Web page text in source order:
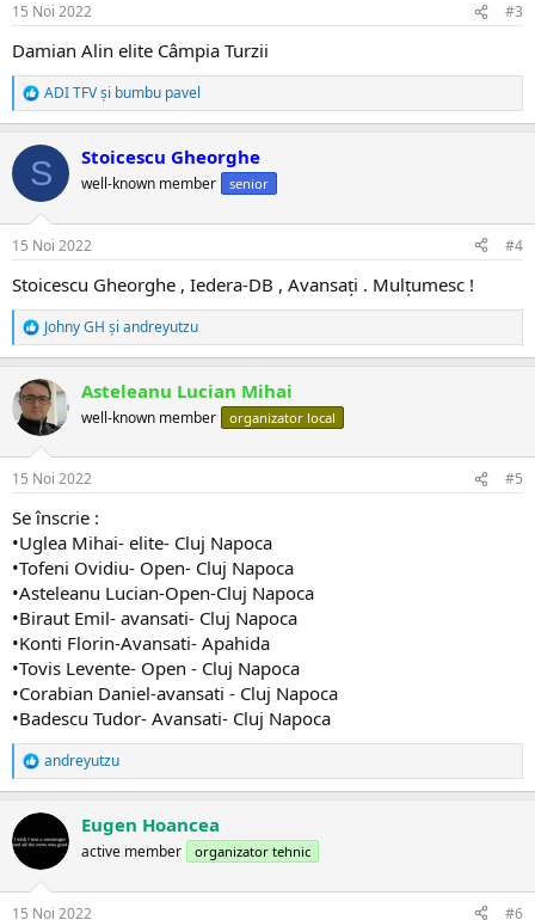
15 Noi 2022 #3
Damian Alin elite Câmpia Turzii
R
e
c
i
ADI TFVși bumbu pavel
S Stoicescu Gheorghe
well-known member senior
15 Noi 2022 #4
Stoicescu Gheorghe , Iedera-DB , Avansați . Mulțumesc !
R
e
c
ț
i
Johny GH și andreyutzu
Asteleanu Lucian Mihai
well-known member organizator local
15 Noi 2022 #5
Se înscrie :
•Uglea Mihai- elite- Cluj Napoca
•Tofeni Ovidiu- Open- Cluj Napoca
•Asteleanu Lucian-Open-Cluj Napoca
•Biraut Emil- avansati- Cluj Napoca
•Konti Florin-Avansati- Apahida
•Tovis Levente- Open - Cluj Napoca
•Corabian Daniel-avansati - Cluj Napoca
•Badescu Tudor- Avansati- Cluj Napoca​
R
e
c
ț
i
andreyutzu
Eugen Hoancea
active member organizator tehnic
15 Noi 2022 #6